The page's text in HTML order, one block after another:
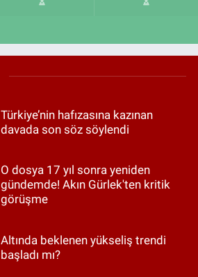
Türkiye’nin hafızasına kazınan
davada son söz söylendi
O dosya 17 yıl sonra yeniden
gündemde! Akın Gürlek'ten kritik
görüşme
Altında beklenen yükseliş trendi
başladı mı?